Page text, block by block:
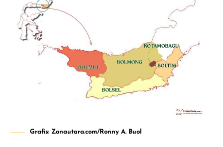
Grafis: Zonautara.com/Ronny A. Buol